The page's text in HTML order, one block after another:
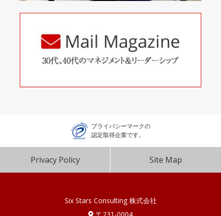
プライバシーマークの
認定取得企業です。
Privacy Policy Site Map
Six Stars Consulting 株式会社